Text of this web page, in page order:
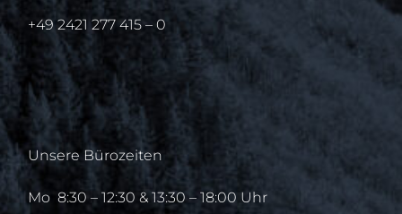
+49 2421 277 415 – 0
Unsere Bürozeiten
Mo8:30 – 12:30 & 13:30 – 18:00 Uhr